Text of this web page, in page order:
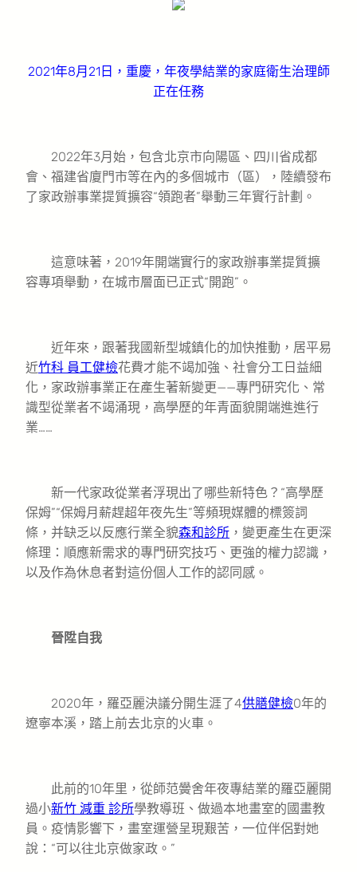
2021年8月21日，重慶，年夜學結業的家庭衛生治理師
正在任務
2022年3月始，包含北京市向陽區、四川省成都
會、福建省廈門市等在內的多個城市（區），陸續發布
了家政辦事業提質擴容“領跑者”舉動三年實行計劃。
這意味著，2019年開端實行的家政辦事業提質擴
容專項舉動，在城市層面已正式“開跑”。
近年來，跟著我國新型城鎮化的加快推動，居平易
近竹科 員工健檢花費才能不竭加強、社會分工日益細
化，家政辦事業正在產生著新變更——專門研究化、常
識型從業者不竭涌現，高學歷的年青面貌開端進進行
業……
新一代家政從業者浮現出了哪些新特色？“高學歷
保姆”“保姆月薪趕超年夜先生”等頻現媒體的標簽詞
條，并缺乏以反應行業全貌森和診所 ，變更產生在更深
條理：順應新需求的專門研究技巧、更強的權力認識，
以及作為休息者對這份個人工作的認同感。
晉陞自我
2020年，羅亞麗決議分開生涯了4供膳健檢0年的
遼寧本溪，踏上前去北京的火車。
此前的10年里，從師范黌舍年夜專結業的羅亞麗開
過小新竹 減重 診所學教導班、做過本地畫室的國畫教
員。疫情影響下，畫室運營呈現艱苦，一位伴侶對她
說：“可以往北京做家政。”